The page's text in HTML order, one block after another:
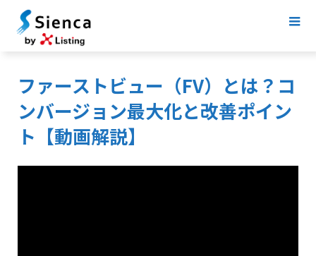
ファーストビュー（FV）とは？コ
ンバージョン最大化と改善ポイン
ト【動画解説】